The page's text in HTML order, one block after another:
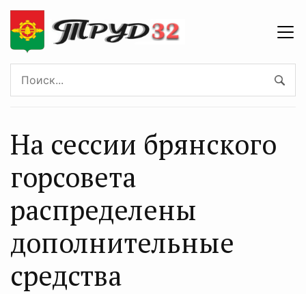
На сессии брянского
горсовета
распределены
дополнительные
средства